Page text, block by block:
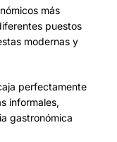
más
puestos
modernas y
perfectamente
informales,
gastronómica